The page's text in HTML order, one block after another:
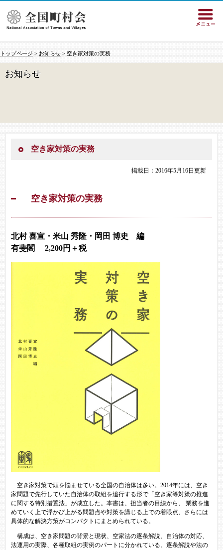
トップページ > お知らせ > 空き家対策の実務
お知らせ
空き家対策の実務
掲載日：2016年5月16日更新
空き家対策の実務
北村 喜宣・米山 秀隆・岡田 博史 編
有斐閣 2,200円＋税
空き家対策で頭を悩ませている全国の自治体は多い。2014年には、空き
家問題で先行していた自治体の取組を追行する形で「空き家等対策の推進
に関する特別措置法」が成立した。本書は、担当者の目線から、 業務を進
めていく上で浮かび上がる問題点や対策を講じる上での着眼点、さらには
具体的な解決方策がコンパクトにまとめられている。
構成は、空き家問題の背景と現状、空家法の逐条解説、自治体の対応、
法運用の実際、各種取組の実例のパートに分かれている。逐条解説や法の